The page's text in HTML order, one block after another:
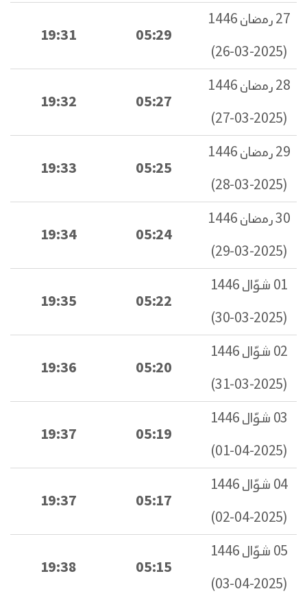
27 رمضان 1446
(2025-03-26)
05:29
19:31
28 رمضان 1446
(2025-03-27)
05:27
19:32
29 رمضان 1446
(2025-03-28)
05:25
19:33
30 رمضان 1446
(2025-03-29)
05:24
19:34
01 شوّال 1446
(2025-03-30)
05:22
19:35
02 شوّال 1446
(2025-03-31)
05:20
19:36
03 شوّال 1446
(2025-04-01)
05:19
19:37
04 شوّال 1446
(2025-04-02)
05:17
19:37
05 شوّال 1446
(2025-04-03)
05:15
19:38